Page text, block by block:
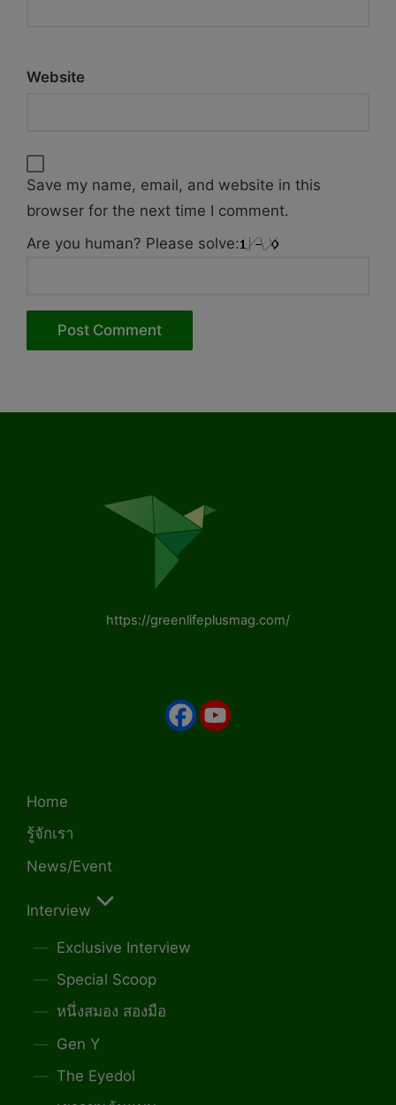
Website
Save my name, email, and website in this
browser for the next time I comment.
Are you human? Please solve:
https://greenlifeplusmag.com/
Home
รู้จักเรา
News/Event
Interview
Exclusive Interview
Special Scoop
หนึ่งสมอง สองมือ
Gen Y
The Eyedol